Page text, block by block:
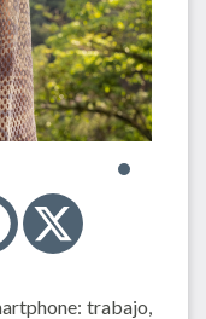
trabajo,